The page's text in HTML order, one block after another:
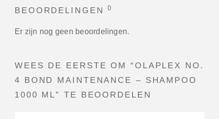
BEOORDELINGEN0
Er zijn nog geen beoordelingen.
WEES DE EERSTE OM “OLAPLEX NO.
4 BOND MAINTENANCE – SHAMPOO
1000 ML” TE BEOORDELEN